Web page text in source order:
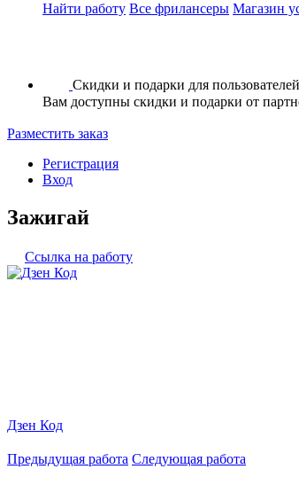
Найти работу Все фрилансеры Магазин
Скидки и подарки для
Вам доступны скидки и подарки от
Разместить заказ
Регистрация
Вход
Зажигай
Ссылка на работу
Дзен Код
Предыдущая работа Следующая работа